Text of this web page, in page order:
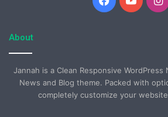
About
Jannah is a Clean Responsive WordPress
News and Blog theme. Packed with
completely customize your